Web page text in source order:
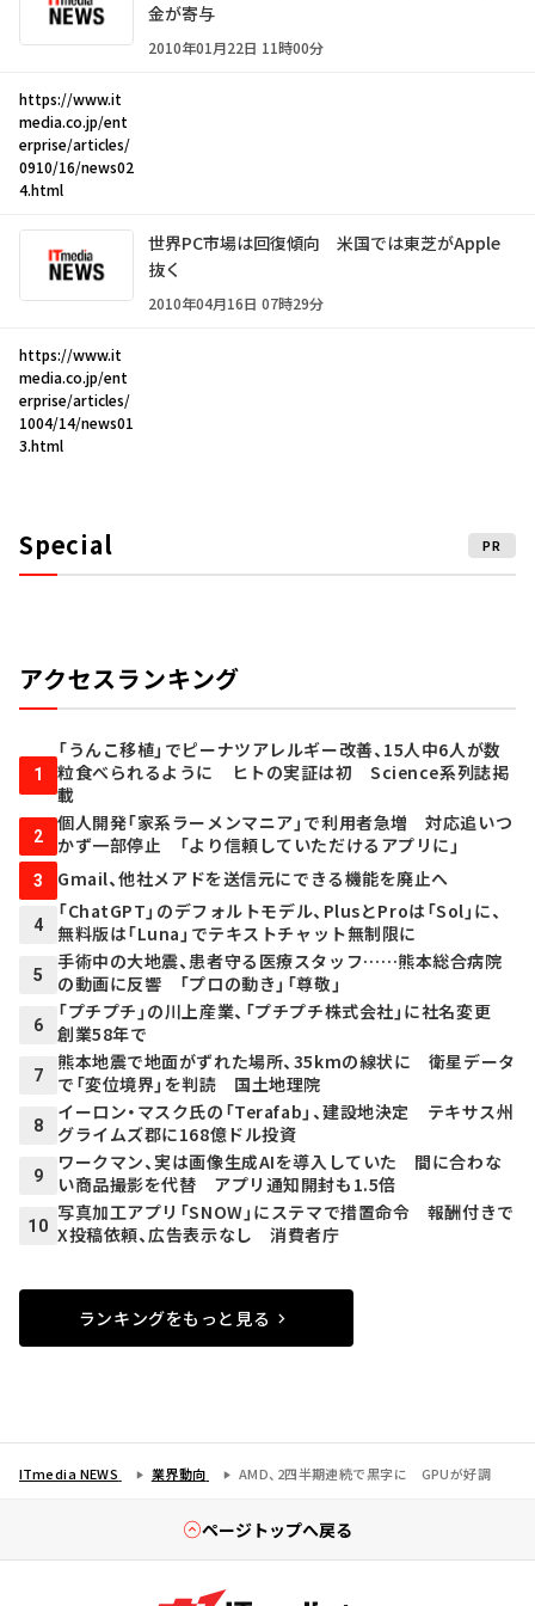
金が寄与
2010年01月22日 11時00分
https://www.it
media.co.jp/ent
erprise/articles/
0910/16/news02
4.html
世界PC市場は回復傾向 米国では東芝がApple
抜く
2010年04月16日 07時29分
https://www.it
media.co.jp/ent
erprise/articles/
1004/14/news01
3.html
Special PR
アクセスランキング
1
「うんこ移植」でピーナツアレルギー改善、15人中6人が数
粒食べられるように ヒトの実証は初 Science系列誌掲
載
2
個人開発「家系ラーメンマニア」で利用者急増 対応追いつ
かず一部停止 「より信頼していただけるアプリに」
3 Gmail、他社メアドを送信元にできる機能を廃止へ
4
「ChatGPT」のデフォルトモデル、PlusとProは「Sol」に、
無料版は「Luna」でテキストチャット無制限に
5
手術中の大地震、患者守る医療スタッフ……熊本総合病院
の動画に反響 「プロの動き」「尊敬」
6
「プチプチ」の川上産業、「プチプチ株式会社」に社名変更
創業58年で
7
熊本地震で地面がずれた場所、35kmの線状に 衛星データ
で「変位境界」を判読 国土地理院
8
イーロン・マスク氏の「Terafab」、建設地決定 テキサス州
グライムズ郡に168億ドル投資
9
ワークマン、実は画像生成AIを導入していた 間に合わな
い商品撮影を代替 アプリ通知開封も1.5倍
10
写真加工アプリ「SNOW」にステマで措置命令 報酬付きで
X投稿依頼、広告表示なし 消費者庁
ランキングをもっと見る
ITmedia NEWS 業界動向 AMD、2四半期連続で黒字に GPUが好調
ページトップへ戻る